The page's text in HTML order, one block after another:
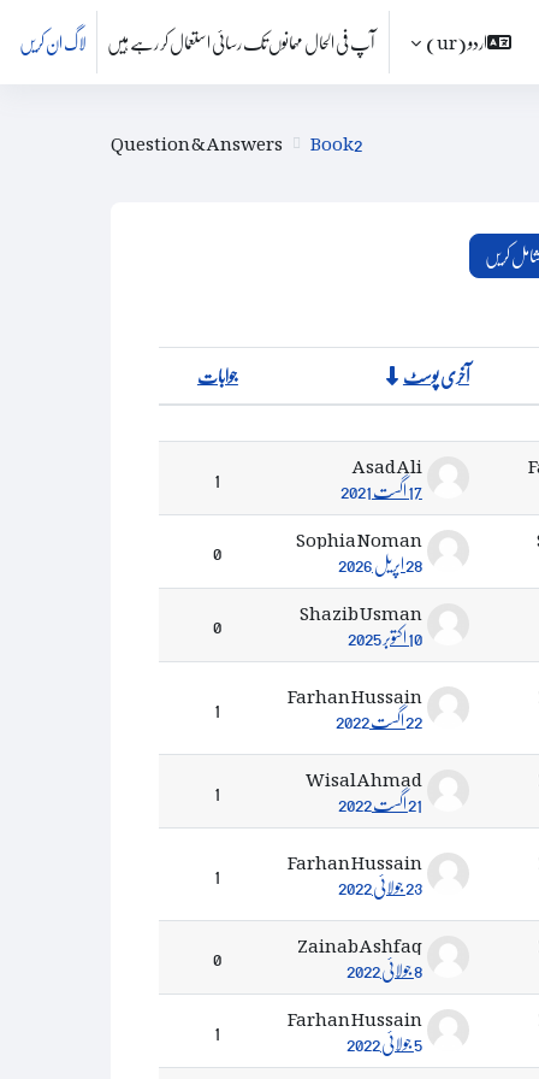
اردو ‎(ur)‎ آپ فی الحال مہمانوں تک رسائی استعمال کر رہے ہیں لاگ ان کریں
Book2
Question & Answers
کریں
آخری پوسٹ جوابات
اعمال
Asad Ali
17 اگست 2021
1
Sophia Noman
28 اپریل 2026
0
Shazib Usman
10 اکتوبر 2025
0
Farhan Hussain
22 اگست 2022
1
Wisal Ahmad
21 اگست 2022
1
Farhan Hussain
23 جولائی 2022
1
Zainab Ashfaq
8 جولائی 2022
0
Farhan Hussain
5 جولائی 2022
1